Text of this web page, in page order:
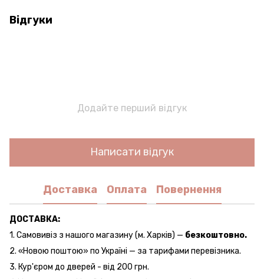
Відгуки
Додайте перший відгук
Написати відгук
Доставка Оплата Повернення
ДОСТАВКА:
1. Самовивіз з нашого магазину (м. Харків) — безкоштовно.
2. «Новою поштою» по Україні — за тарифами перевізника.
3. Кур'єром до дверей - від 200 грн.